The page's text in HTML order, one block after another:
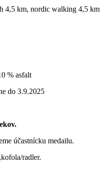
4,5 km, nordic walking 4,5 km
% asfalt
do 3.9.2025
účastnícku medailu.
radler.